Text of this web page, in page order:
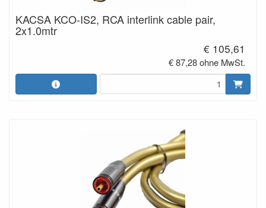
KACSA KCO-IS2, RCA interlink cable pair,
2x1.0mtr
€ 105,61
€ 87,28 ohne MwSt.